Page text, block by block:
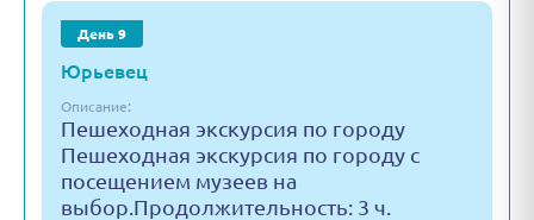
День 9
Юрьевец
Описание:
Пешеходная экскурсия по городу
Пешеходная экскурсия по городу с
посещением музеев на
выбор.Продолжительность: 3 ч.